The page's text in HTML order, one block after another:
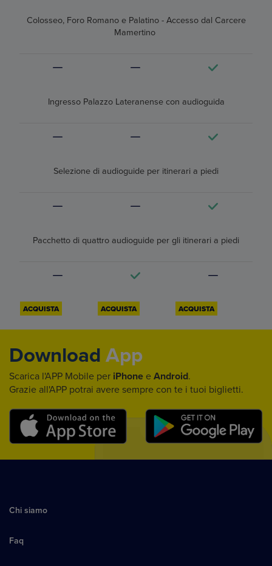
Colosseo, Foro Romano e Palatino - Accesso dal Carcere
Mamertino
Ingresso Palazzo Lateranense con audioguida
Selezione di audioguide per itinerari a piedi
Pacchetto di quattro audioguide per gli itinerari a piedi
ACQUISTA ACQUISTA ACQUISTA
Download App
Scarica l'APP Mobile per iPhone e Android.
Grazie all'APP potrai avere sempre con te i tuoi biglietti.
Chi siamo
Faq